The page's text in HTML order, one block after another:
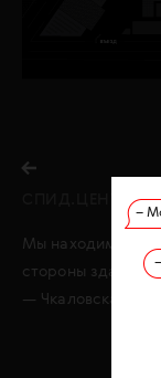
–
Мы находимся в
стороны здания,
— Чкаловская и